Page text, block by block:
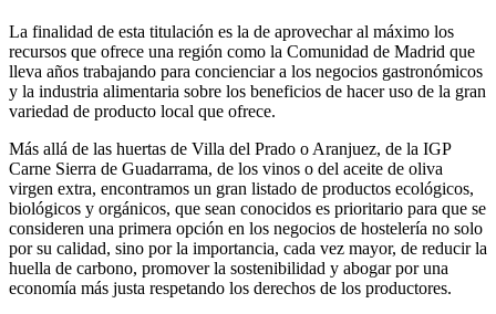
La finalidad de esta titulación es la de aprovechar al máximo los
recursos que ofrece una región como la Comunidad de Madrid que
lleva años trabajando para concienciar a los negocios gastronómicos
y la industria alimentaria sobre los beneficios de hacer uso de la gran
variedad de producto local que ofrece.
Más allá de las huertas de Villa del Prado o Aranjuez, de la IGP
Carne Sierra de Guadarrama, de los vinos o del aceite de oliva
virgen extra, encontramos un gran listado de productos ecológicos,
biológicos y orgánicos, que sean conocidos es prioritario para que se
consideren una primera opción en los negocios de hostelería no solo
por su calidad, sino por la importancia, cada vez mayor, de reducir la
huella de carbono, promover la sostenibilidad y abogar por una
economía más justa respetando los derechos de los productores.